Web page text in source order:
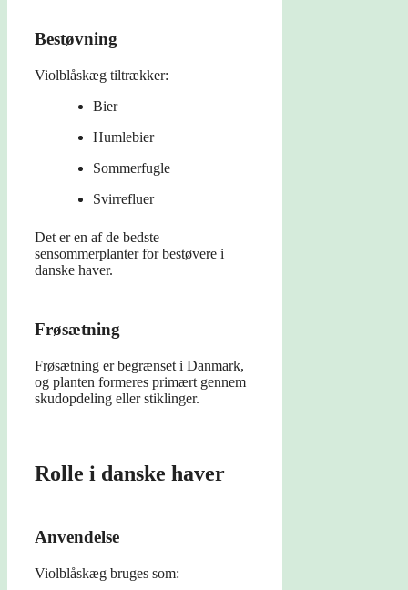
Bestøvning
Violblåskæg tiltrækker:
Bier
Humlebier
Sommerfugle
Svirrefluer
Det er en af de bedste
sensommerplanter for bestøvere i
danske haver.
Frøsætning
Frøsætning er begrænset i Danmark,
og planten formeres primært gennem
skudopdeling eller stiklinger.
Rolle i danske haver
Anvendelse
Violblåskæg bruges som: